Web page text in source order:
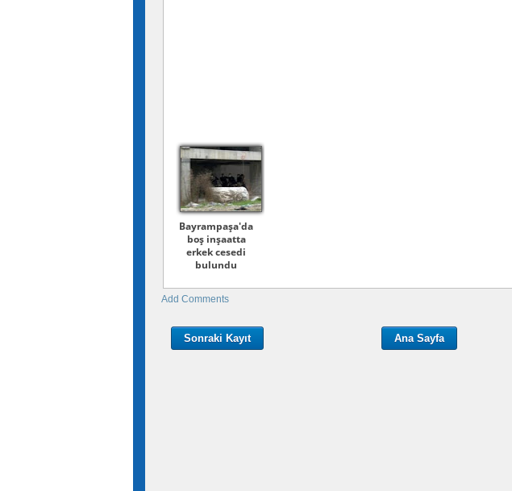
Bayrampaşa'da
boş inşaatta
erkek cesedi
bulundu
Add Comments
Sonraki Kayıt Ana Sayfa